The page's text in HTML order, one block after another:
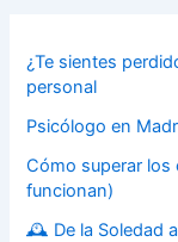
¿Te sientes
personal
Psicólogo en
Cómo superar los
funcionan)
🕰️ De la Soledad